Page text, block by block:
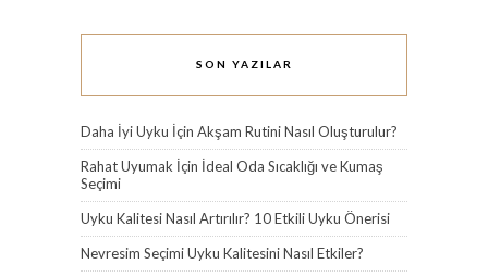
SON YAZILAR
Daha İyi Uyku İçin Akşam Rutini Nasıl Oluşturulur?
Rahat Uyumak İçin İdeal Oda Sıcaklığı ve Kumaş
Seçimi
Uyku Kalitesi Nasıl Artırılır? 10 Etkili Uyku Önerisi
Nevresim Seçimi Uyku Kalitesini Nasıl Etkiler?